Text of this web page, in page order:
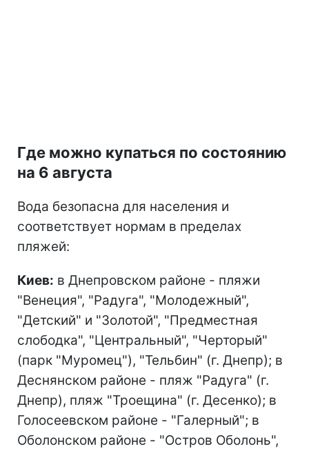
Где можно купаться по состоянию
на 6 августа
Вода безопасна для населения и
соответствует нормам в пределах
пляжей:
Киев: в Днепровском районе - пляжи
"Венеция", "Радуга", "Молодежный",
"Детский" и "Золотой", "Предместная
слободка", "Центральный", "Черторый"
(парк "Муромец"), "Тельбин" (г. Днепр); в
Деснянском районе - пляж "Радуга" (г.
Днепр), пляж "Троещина" (г. Десенко); в
Голосеевском районе - "Галерный"; в
Оболонском районе - "Остров Оболонь",